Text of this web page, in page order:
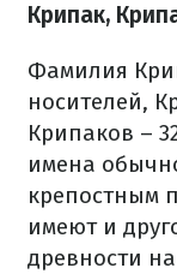
Крипак,
Фамилия
носителей,
Крипаков –
имена
крепостным
имеют и
древности